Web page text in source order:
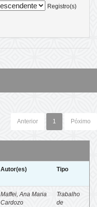
Registro(s)
Anterior 1 Póximo
Autor(es) Tipo
Maffei, Ana Maria
Cardozo
Trabalho
de